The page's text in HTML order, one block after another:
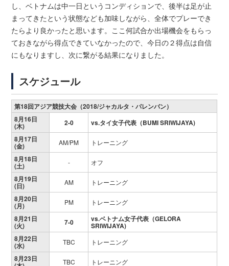
し、ベトナムは中一日というコンディションで、後半は足が止
まってきたという状態なども加味しながら、全体でプレーでき
たらより良かったと思います。ここ何試合か出場機会をもらっ
ておきながら得点できていなかったので、今日の２得点は自信
にもなりますし、次に繋がる結果になりました。
スケジュール
第18回アジア競技大会（2018/ジャカルタ・パレンバン）
8月16日
(木) 2-0
vs.タイ女子代表（BUMI SRIWIJAYA)
8月17日
(金) AM/PM トレーニング
8月18日
(土) - オフ
8月19日
(日) AM トレーニング
8月20日
(月) PM トレーニング
8月21日
(火) 7-0 vs.ベトナム女子代表（GELORA
SRIWIJAYA)
8月22日
(水) TBC トレーニング
8月23日 TBC トレーニング